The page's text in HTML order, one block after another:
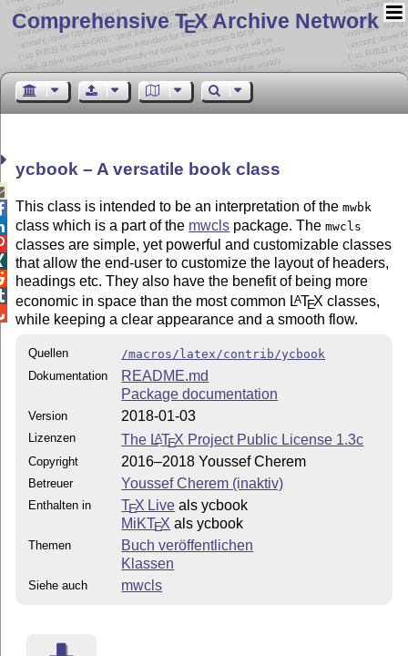
Comprehensive TEX Archive Network
ycbook – A versatile book class
This class is intended to be an interpretation of themwbk
class which is a part of the mwcls package. Themwcls
classes are simple, yet powerful and customizable classes
that allow the end-user to customize the layout of headers,
headings etc. They also have the benefit of being more
economic in space than the most common LATEX classes,
while keeping a clear appearance and a smooth flow.
Quellen
/macros/latex/contrib/ycbook
Dokumentation
README.md
Package documentation
Version 2018-01-03
Lizenzen The LATEX Project Public License 1.3c
Copyright 2016–2018 Youssef Cherem
Betreuer Youssef Cherem (inaktiv)
Enthalten in TEX Live als ycbook
MiKTEX als ycbook
Themen
Buch veröffentlichen
Klassen
Siehe auch mwcls